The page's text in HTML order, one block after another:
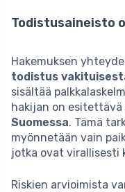
Todistusaineisto
Hakemuksen
todistus
sisältää
hakijan on
Suomessa. Tämä
myönnetään vain
jotka ovat virallisesti
Riskien arvioimista